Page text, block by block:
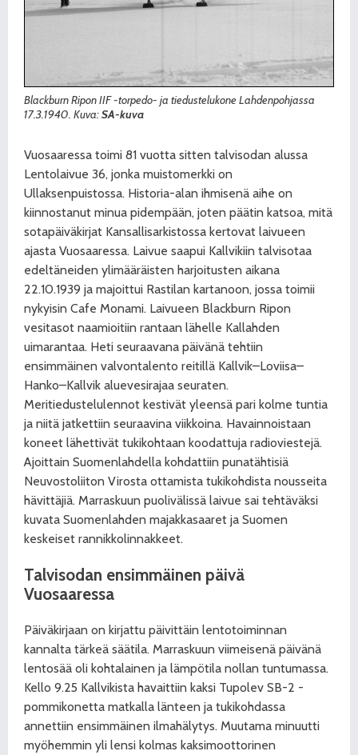
Blackburn Ripon IIF -torpedo- ja tiedustelukone Lahdenpohjassa
17.3.1940. Kuva:SA-kuva
Vuosaaressa toimi 81 vuotta sitten talvisodan alussa
Lentolaivue 36, jonka muistomerkki on
Ullaksenpuistossa. Historia-alan ihmisenä aihe on
kiinnostanut minua pidempään, joten päätin katsoa, mitä
sotapäiväkirjat Kansallisarkistossa kertovat laivueen
ajasta Vuosaaressa. Laivue saapui Kallvikiin talvisotaa
edeltäneiden ylimääräisten harjoitusten aikana
22.10.1939 ja majoittui Rastilan kartanoon, jossa toimii
nykyisin Cafe Monami. Laivueen Blackburn Ripon
vesitasot naamioitiin rantaan lähelle Kallahden
uimarantaa. Heti seuraavana päivänä tehtiin
ensimmäinen valvontalento reitillä Kallvik–Loviisa–
Hanko–Kallvik aluevesirajaa seuraten.
Meritiedustelulennot kestivät yleensä pari kolme tuntia
ja niitä jatkettiin seuraavina viikkoina. Havainnoistaan
koneet lähettivät tukikohtaan koodattuja radioviestejä.
Ajoittain Suomenlahdella kohdattiin punatähtisiä
Neuvostoliiton Virosta ottamista tukikohdista nousseita
hävittäjiä. Marraskuun puolivälissä laivue sai tehtäväksi
kuvata Suomenlahden majakkasaaret ja Suomen
keskeiset rannikkolinnakkeet.
Talvisodan ensimmäinen päivä
Vuosaaressa
Päiväkirjaan on kirjattu päivittäin lentotoiminnan
kannalta tärkeä säätila. Marraskuun viimeisenä päivänä
lentosää oli kohtalainen ja lämpötila nollan tuntumassa.
Kello 9.25 Kallvikista havaittiin kaksi Tupolev SB-2 -
pommikonetta matkalla länteen ja tukikohdassa
annettiin ensimmäinen ilmahälytys. Muutama minuutti
myöhemmin yli lensi kolmas kaksimoottorinen